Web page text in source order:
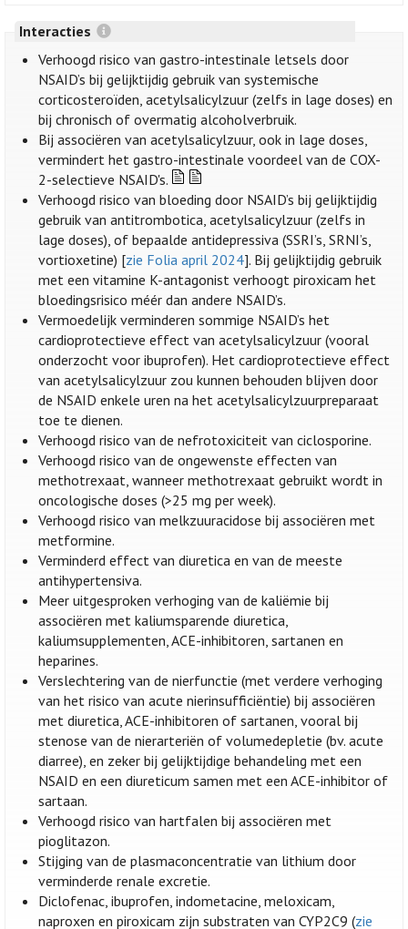
Interacties
Verhoogd risico van gastro-intestinale letsels door
NSAID’s bij gelijktijdig gebruik van systemische
corticosteroïden, acetylsalicylzuur (zelfs in lage doses) en
bij chronisch of overmatig alcoholverbruik.
Bij associëren van acetylsalicylzuur, ook in lage doses,
vermindert het gastro-intestinale voordeel van de COX-
2-selectieve NSAID's.
Verhoogd risico van bloeding door NSAID’s bij gelijktijdig
gebruik van antitrombotica, acetylsalicylzuur (zelfs in
lage doses), of bepaalde antidepressiva (SSRI’s, SRNI’s,
vortioxetine) [zie Folia april 2024]. Bij gelijktijdig gebruik
met een vitamine K-antagonist verhoogt piroxicam het
bloedingsrisico méér dan andere NSAID’s.
Vermoedelijk verminderen sommige NSAID’s het
cardioprotectieve effect van acetylsalicylzuur (vooral
onderzocht voor ibuprofen). Het cardioprotectieve effect
van acetylsalicylzuur zou kunnen behouden blijven door
de NSAID enkele uren na het acetylsalicylzuurpreparaat
toe te dienen.
Verhoogd risico van de nefrotoxiciteit van ciclosporine.
Verhoogd risico van de ongewenste effecten van
methotrexaat, wanneer methotrexaat gebruikt wordt in
oncologische doses (>25 mg per week).
Verhoogd risico van melkzuuracidose bij associëren met
metformine.
Verminderd effect van diuretica en van de meeste
antihypertensiva.
Meer uitgesproken verhoging van de kaliëmie bij
associëren met kaliumsparende diuretica,
kaliumsupplementen, ACE-inhibitoren, sartanen en
heparines.
Verslechtering van de nierfunctie (met verdere verhoging
van het risico van acute nierinsufficiëntie) bij associëren
met diuretica, ACE-inhibitoren of sartanen, vooral bij
stenose van de nierarteriën of volumedepletie (bv. acute
diarree), en zeker bij gelijktijdige behandeling met een
NSAID en een diureticum samen met een ACE-inhibitor of
sartaan.
Verhoogd risico van hartfalen bij associëren met
pioglitazon.
Stijging van de plasmaconcentratie van lithium door
verminderde renale excretie.
Diclofenac, ibuprofen, indometacine, meloxicam,
naproxen en piroxicam zijn substraten van CYP2C9 (zie